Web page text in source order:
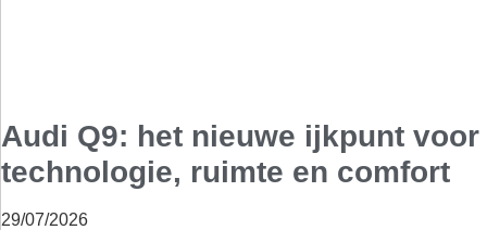
Audi Q9: het nieuwe ijkpunt voor
technologie, ruimte en comfort
29/07/2026